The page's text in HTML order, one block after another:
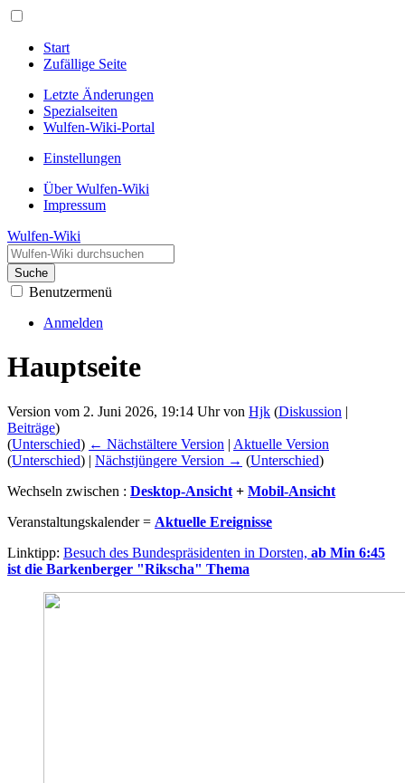
Start
Zufällige Seite
Letzte Änderungen
Spezialseiten
Wulfen-Wiki-Portal
Einstellungen
Über Wulfen-Wiki
Impressum
Wulfen-Wiki
Suche
Benutzermenü
Anmelden
Hauptseite
Version vom 2. Juni 2026, 19:14 Uhr von Hjk (Diskussion |
Beiträge)
(Unterschied) ← Nächstältere Version | Aktuelle Version
(Unterschied) | Nächstjüngere Version → (Unterschied)
Wechseln zwischen : Desktop-Ansicht + Mobil-Ansicht
Veranstaltungskalender = Aktuelle Ereignisse
Linktipp: Besuch des Bundespräsidenten in Dorsten, ab Min 6:45
ist die Barkenberger "Rikscha" Thema